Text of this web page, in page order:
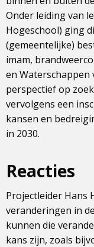
Onder leiding van
Hogeschool) ging
(gemeentelijke)
imam,
en
perspectief op
vervolgens een
kansen en
in 2030.
Reacties
Projectleider Hans
veranderingen in
kunnen die
kans zijn, zoals